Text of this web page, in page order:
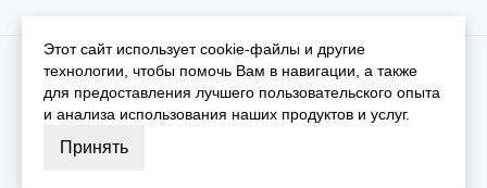
2026 © iGarmin.Карта сайта
Этот сайт использует cookie-файлы и другие
технологии, чтобы помочь Вам в навигации, а также
для предоставления лучшего пользовательского опыта
и анализа использования наших продуктов и услуг.
Принять